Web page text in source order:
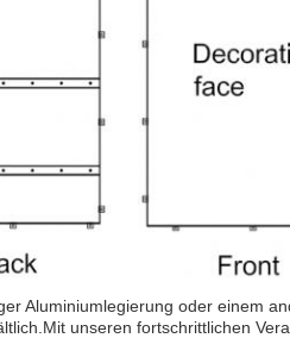
Aluminiumlegierung oder einem
unseren fortschrittlichen